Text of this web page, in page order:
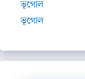
ভূগোল
ভূগোল